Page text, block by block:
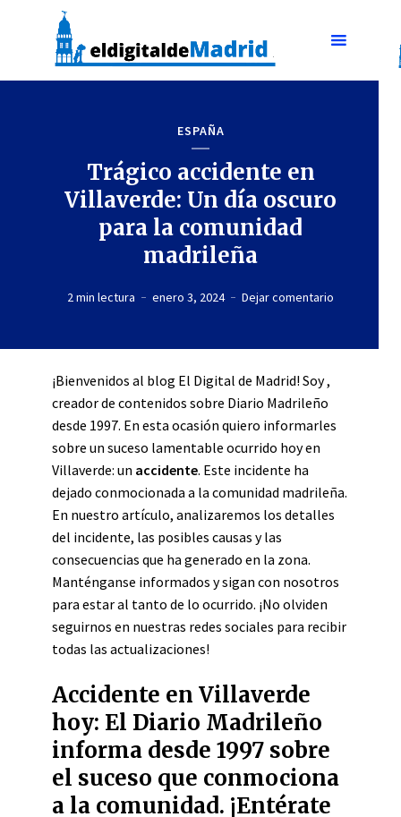
ESPAÑA
Trágico accidente en
Villaverde: Un día oscuro
para la comunidad
madrileña
2 min lectura enero 3, 2024 Dejar comentario
¡Bienvenidos al blog El Digital de Madrid! Soy ,
creador de contenidos sobre Diario Madrileño
desde 1997. En esta ocasión quiero informarles
sobre un suceso lamentable ocurrido hoy en
Villaverde: un accidente. Este incidente ha
dejado conmocionada a la comunidad madrileña.
En nuestro artículo, analizaremos los detalles
del incidente, las posibles causas y las
consecuencias que ha generado en la zona.
Manténganse informados y sigan con nosotros
para estar al tanto de lo ocurrido. ¡No olviden
seguirnos en nuestras redes sociales para recibir
todas las actualizaciones!
Accidente en Villaverde
hoy: El Diario Madrileño
informa desde 1997 sobre
el suceso que conmociona
a la comunidad. ¡Entérate